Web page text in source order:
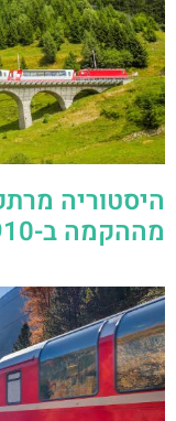
היסטוריה
מההקמה ב-1910 ועד ההווה